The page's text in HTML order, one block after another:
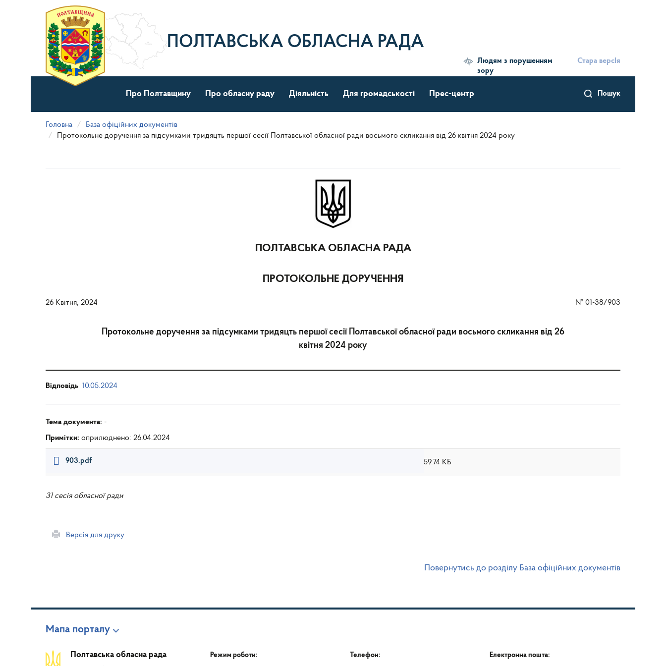
матеріалу
ПОЛТАВСЬКА ОБЛАСНА РАДА
Людям з порушенням
зору
Стара версІя
Пошук
Про Полтавщину Про обласну раду Діяльність Для громадськості Прес-центр
Головна
База офіційних документів
Протокольне доручення за підсумками тридяцть першої сесії Полтавської обласної ради восьмого скликання від 26 квітня 2024 року
ПОЛТАВСЬКА ОБЛАСНА РАДА
ПРОТОКОЛЬНЕ ДОРУЧЕННЯ
26 Квітня, 2024 № 01-38/903
Протокольне доручення за підсумками тридяцть першої сесії Полтавської обласної ради восьмого скликання від 26
квітня 2024 року
Відповідь 10.05.2024
Тема документа: -
Примітки: оприлюднено: 26.04.2024
903.pdf 59.74 КБ
31 сесія обласної ради
Версія для друку
Повернутись до розділу База офіційних документів
Мапа порталу
Полтавська обласна рада Режим роботи: Телефон: Електронна пошта: